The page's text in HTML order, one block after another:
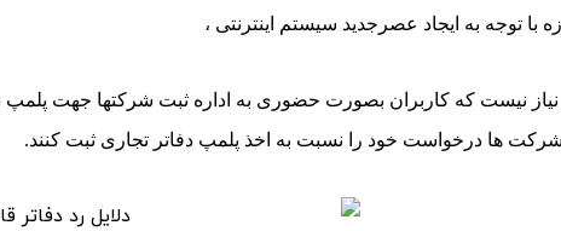
با توجه به ایجاد عصرجدید سیستم اینترنتی ،
نیاز نیست که کاربران بصورت حضوری به اداره ثبت شرکتها جهت پلمپ
ها درخواست خود را نسبت به اخذ پلمپ دفاتر تجاری ثبت کنند.